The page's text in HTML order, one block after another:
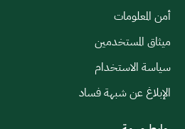
أمن المعلومات
ميثاق المستخدمين
سياسة الاستخدام
الإبلاغ عن شبهة فساد